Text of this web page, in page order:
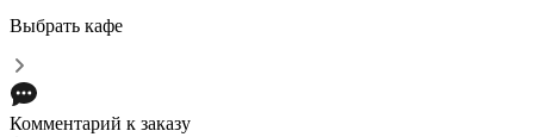
Выбрать кафе
Комментарий к заказу